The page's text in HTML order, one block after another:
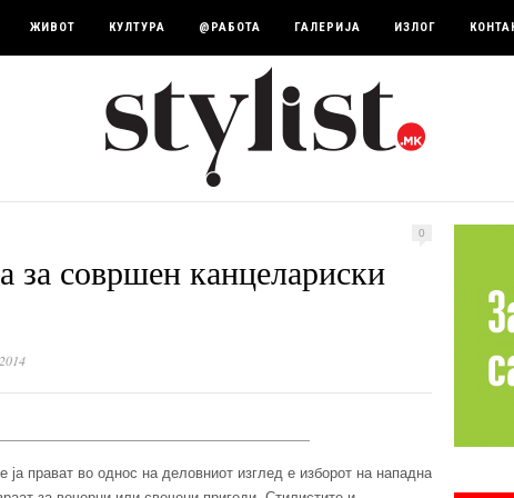
ЖИВОТ КУЛТУРА @РАБОТА ГАЛЕРИЈА ИЗЛОГ
0
совршен канцелариски
ја прават во однос на деловниот изглед е изборот на нападна